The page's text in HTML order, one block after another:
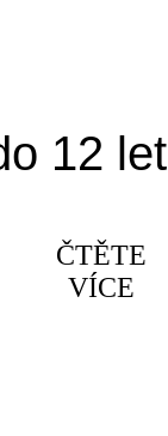
12 let
ČTĚTE
VÍCE